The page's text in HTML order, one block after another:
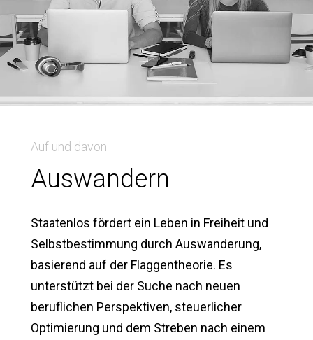
Auf und davon
Auswandern
Staatenlos fördert ein Leben in Freiheit und
Selbstbestimmung durch Auswanderung,
basierend auf der Flaggentheorie. Es
unterstützt bei der Suche nach neuen
beruflichen Perspektiven, steuerlicher
Optimierung und dem Streben nach einem